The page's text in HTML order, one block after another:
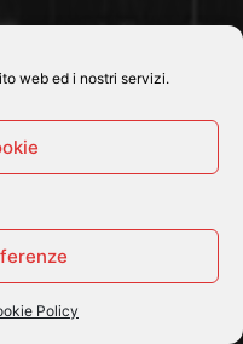
web ed i nostri servizi.
Policy
la politica, la
gli spettacoli e lo
tematiche.
accurato e
sempre più